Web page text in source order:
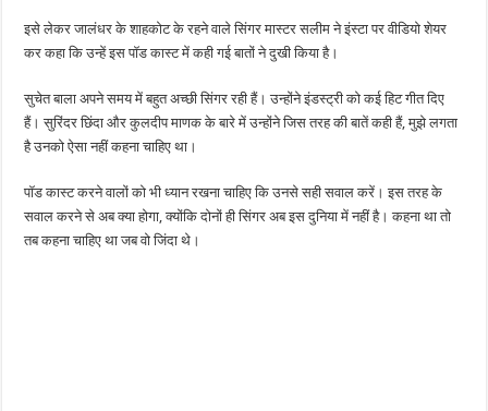
इसे लेकर जालंधर के शाहकोट के रहने वाले सिंगर मास्टर सलीम ने इंस्टा पर वीडियो शेयर
कर कहा कि उन्हें इस पॉड कास्ट में कही गई बातों ने दुखी किया है।
सुचेत बाला अपने समय में बहुत अच्छी सिंगर रही हैं। उन्होंने इंडस्ट्री को कई हिट गीत दिए
हैं। सुरिंदर छिंदा और कुलदीप माणक के बारे में उन्होंने जिस तरह की बातें कही हैं, मुझे लगता
है उनको ऐसा नहीं कहना चाहिए था।
पॉड कास्ट करने वालों को भी ध्यान रखना चाहिए कि उनसे सही सवाल करें। इस तरह के
सवाल करने से अब क्या होगा, क्योंकि दोनों ही सिंगर अब इस दुनिया में नहीं है। कहना था तो
तब कहना चाहिए था जब वो जिंदा थे।